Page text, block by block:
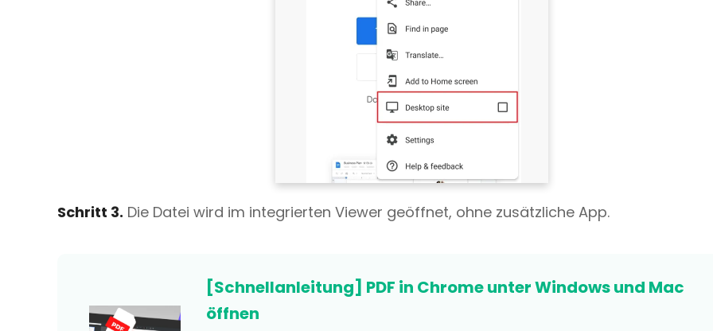
Schritt 3. Die Datei wird im integrierten Viewer geöffnet, ohne zusätzliche App.
[Schnellanleitung] PDF in Chrome unter Windows und Mac
öffnen